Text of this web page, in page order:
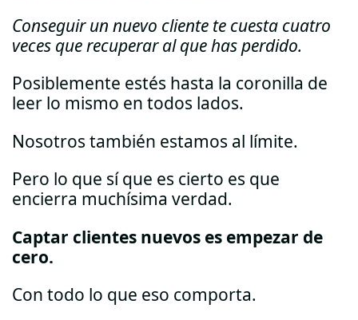
Conseguir un nuevo cliente te cuesta cuatro
veces que recuperar al que has perdido.
Posiblemente estés hasta la coronilla de
leer lo mismo en todos lados.
Nosotros también estamos al límite.
Pero lo que sí que es cierto es que
encierra muchísima verdad.
Captar clientes nuevos es empezar de
cero.
Con todo lo que eso comporta.